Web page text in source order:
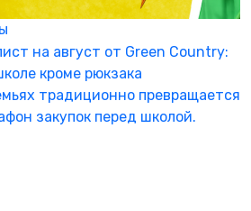
на август от Green Country:
кроме рюкзака
традиционно превращается
закупок перед школой.